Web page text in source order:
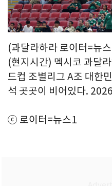
(과달라하라 로이터=뉴
(현지시간) 멕시코 과달
드컵 조별리그 A조 대한
석 곳곳이 비어있다.
ⓒ 로이터=뉴스1